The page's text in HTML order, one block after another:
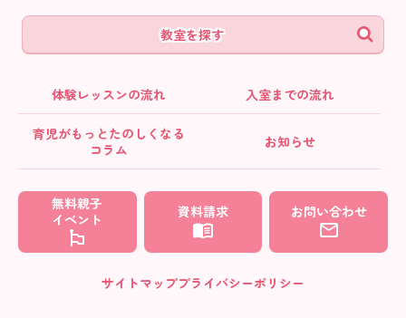
教室を探す
体験レッスンの流れ 入室までの流れ
育児がもっとたのしくなる
コラム
お知らせ
無料親子
イベント
資料請求 お問い合わせ
サイトマッププライバシーポリシー